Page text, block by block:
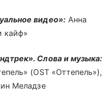
видео»:Анна
кайф»
Слова и музыка:
(OST «Оттепель»),
Меладзе